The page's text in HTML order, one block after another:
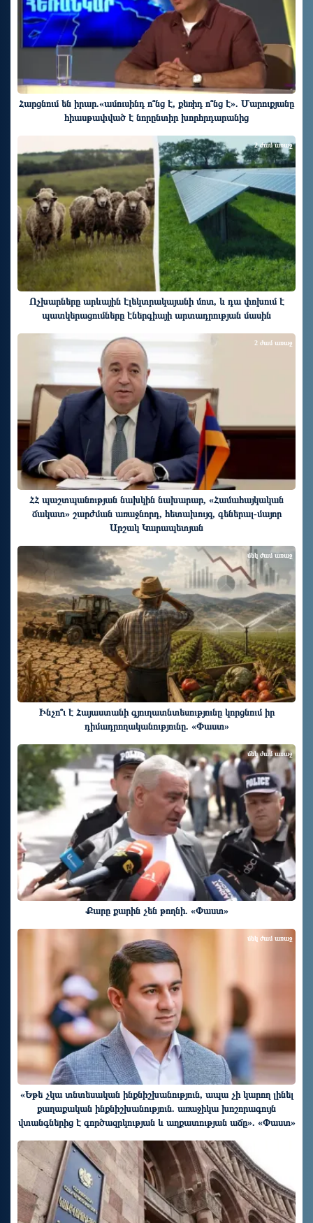
Հարցնում են իրար.«ամուսինդ ո՞նց է, քեռիդ ո՞նց է». Մարուքյանը
հիասթափված է նորընտիր խորհրդարանից
Ոչխարները արևային էլեկտրակայանի մոտ, և դա փոխում է
պատկերացումները էներգիայի արտադրության մասին
2 ժամ առաջ
ՀՀ պաշտպանության նախկին նախարար, «Համահայկական
ճակատ» շարժման առաջնորդ, հետախույզ, գեներալ-մայոր
Արշակ Կարապետյան
2 ժամ առաջ
Ինչո՞ւ է Հայաստանի գյուղատնտեսությունը կորցնում իր
դիմադրողականությունը. «Փաստ»
մեկ ժամ առաջ
Քարը քարին չեն թողնի. «Փաստ»
մեկ ժամ առաջ
«Եթե չկա տնտեսական ինքնիշխանություն, ապա չի կարող լինել
քաղաքական ինքնիշխանություն. առաջիկա խոշորագույն
վտանգներից է գործազրկության և աղքատության աճը». «Փաստ»
մեկ ժամ առաջ